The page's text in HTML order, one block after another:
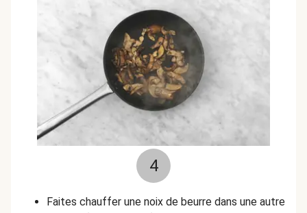
4
Faites chauffer une noix de beurre dans une autre